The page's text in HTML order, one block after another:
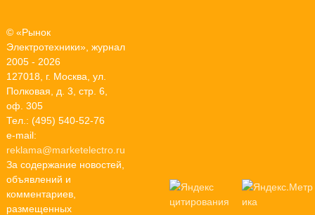
© «Рынок
Электротехники», журнал
2005 - 2026
127018, г. Москва, ул.
Полковая, д. 3, стр. 6,
оф. 305
Тел.: (495) 540-52-76
e-mail:
reklama@marketelectro.ru
За содержание новостей,
объявлений и
комментариев,
размещенных